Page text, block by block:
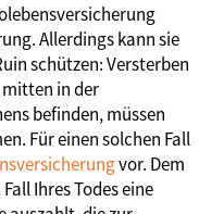
Allerdings kann sie
schützen: Versterben
in der
befinden, müssen
Für einen solchen Fall
vor. Dem
Ihres Todes eine